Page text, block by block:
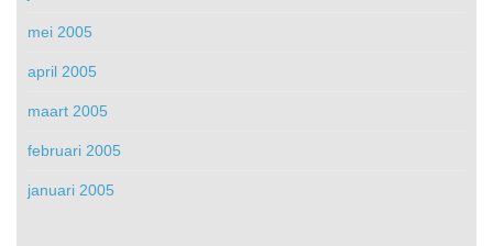
mei 2005
april 2005
maart 2005
februari 2005
januari 2005